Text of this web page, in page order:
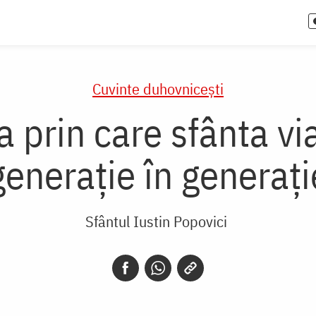
Cuvinte duhovnicești
prin care sfânta
în
Sfântul Iustin Popovici